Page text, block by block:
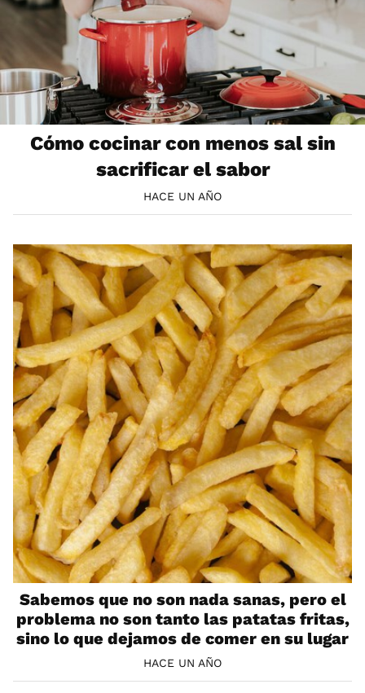
Cómo cocinar con menos sal sin
sacrificar el sabor
HACE UN AÑO
Sabemos que no son nada sanas, pero el
problema no son tanto las patatas fritas,
sino lo que dejamos de comer en su lugar
HACE UN AÑO